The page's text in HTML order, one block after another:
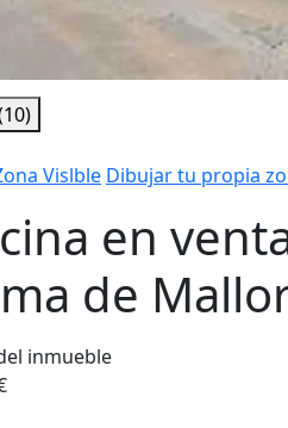
Vislble Dibujar tu propia
en
de
inmueble